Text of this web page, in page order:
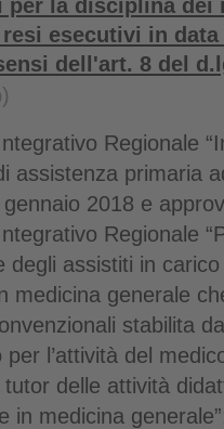
per la disciplina
esecutivi in
dell'art. 8 del
Regionale
assistenza primaria
2018 e
Regionale
degli assistiti in
medicina generale
stabilita
per l’attività del
delle attività
in medicina